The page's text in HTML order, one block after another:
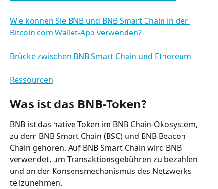
Wie können Sie BNB und BNB Smart Chain in der
Bitcoin.com Wallet-App verwenden?
Brücke zwischen BNB Smart Chain und Ethereum
Ressourcen
Was ist das BNB-Token?
BNB ist das native Token im BNB Chain-Ökosystem,
zu dem BNB Smart Chain (BSC) und BNB Beacon
Chain gehören. Auf BNB Smart Chain wird BNB
verwendet, um Transaktionsgebühren zu bezahlen
und an der Konsensmechanismus des Netzwerks
teilzunehmen.